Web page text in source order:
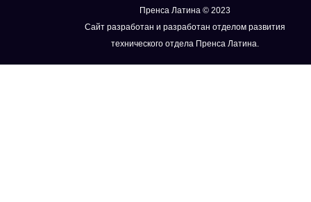
Пренса Латина © 2023
Сайт разработан и разработан отделом развития
технического отдела Пренса Латина.